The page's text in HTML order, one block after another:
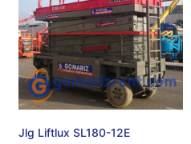
Jlg Liftlux SL180-12E